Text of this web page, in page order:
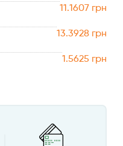
11.1607 грн
13.3928 грн
1.5625 грн